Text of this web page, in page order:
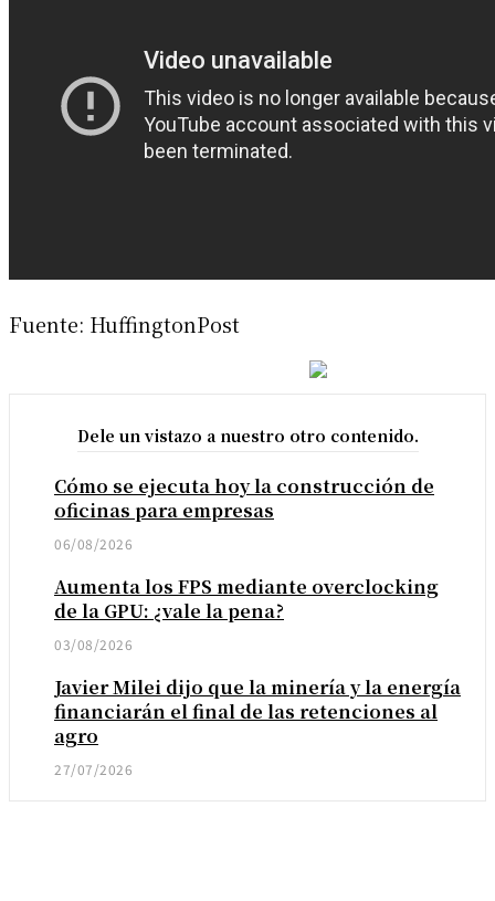
Fuente: HuffingtonPost
Dele un vistazo a nuestro otro contenido.
Cómo se ejecuta hoy la construcción de
oficinas para empresas
06/08/2026
Aumenta los FPS mediante overclocking
de la GPU: ¿vale la pena?
03/08/2026
Javier Milei dijo que la minería y la energía
financiarán el final de las retenciones al
agro
27/07/2026